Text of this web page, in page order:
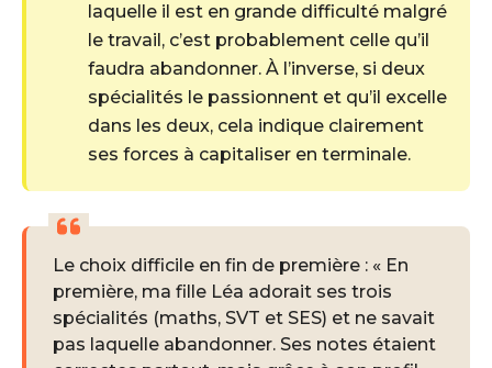
laquelle il est en grande difficulté malgré
le travail, c’est probablement celle qu’il
faudra abandonner. À l’inverse, si deux
spécialités le passionnent et qu’il excelle
dans les deux, cela indique clairement
ses forces à capitaliser en terminale.
Le choix difficile en fin de première : « En
première, ma fille Léa adorait ses trois
spécialités (maths, SVT et SES) et ne savait
pas laquelle abandonner. Ses notes étaient